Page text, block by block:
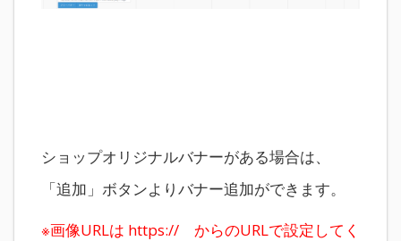
ショップオリジナルバナーがある場合は、
「追加」ボタンよりバナー追加ができます。
※画像URLは https:// からのURLで設定してく